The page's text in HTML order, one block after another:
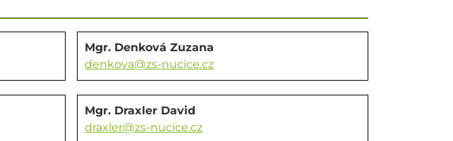
Mgr. Denková Zuzana
denkova@zs-nucice.cz
Mgr. Draxler David
draxler@zs-nucice.cz